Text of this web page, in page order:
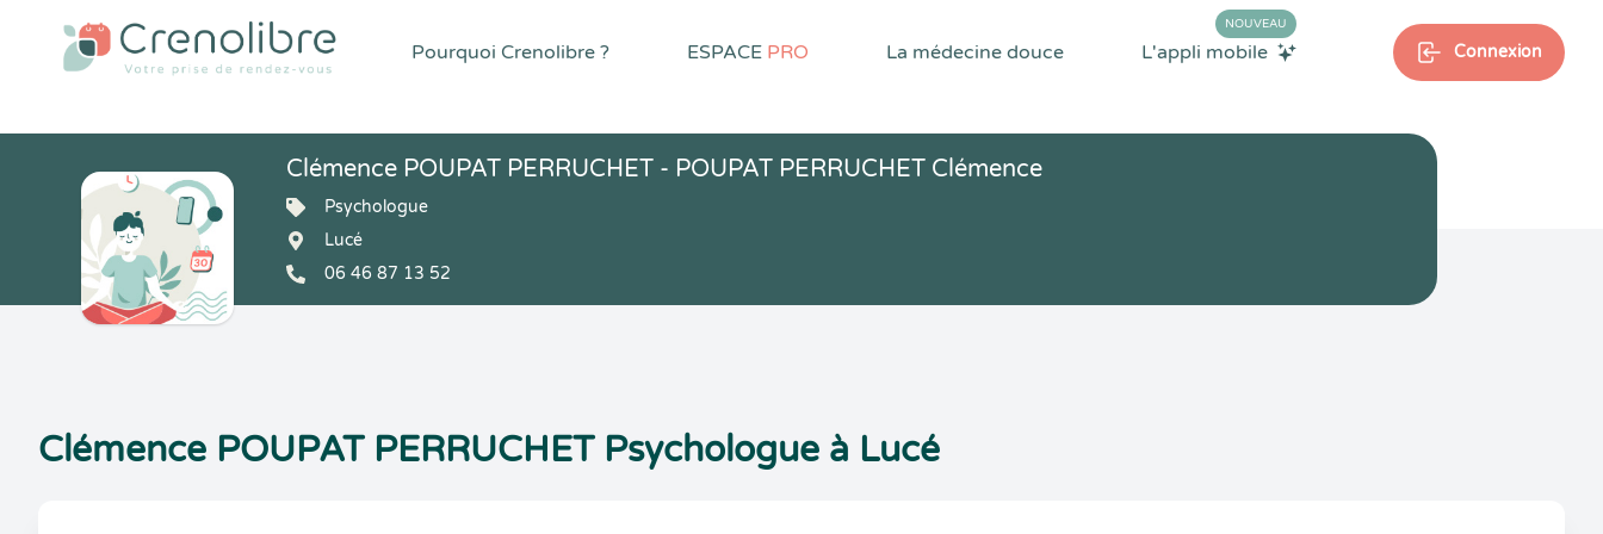
Pourquoi Crenolibre ? ESPACE PRO La médecine douce L'appli mobile
NOUVEAU
Connexion
Clémence POUPAT PERRUCHET - POUPAT PERRUCHET Clémence
Psychologue
Lucé
06 46 87 13 52
Clémence POUPAT PERRUCHET Psychologue à Lucé